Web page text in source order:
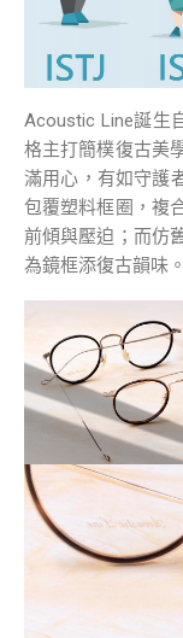
Acoustic Line誕生
格主打簡樸復古美
滿用心，有如守護
包覆塑料框圈，複
前傾與壓迫；而仿
為鏡框添復古韻味。